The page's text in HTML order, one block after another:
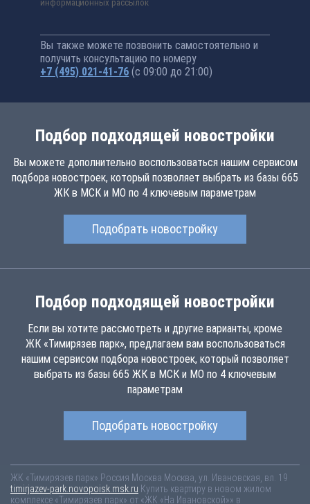
информационных рассылок
Вы также можете позвонить самостоятельно и
получить консультацию по номеру
+7 (495) 021-41-76 (с 09:00 до 21:00)
Подбор подходящей новостройки
Вы можете дополнительно воспользоваться нашим сервисом
подбора новостроек, который позволяет выбрать из базы 665
ЖК в МСК и МО по 4 ключевым параметрам
Подобрать новостройку
Подбор подходящей новостройки
Если вы хотите рассмотреть и другие варианты, кроме
ЖК «Тимирязев парк», предлагаем вам воспользоваться
нашим сервисом подбора новостроек, который позволяет
выбрать из базы 665 ЖК в МСК и МО по 4 ключевым
параметрам
Подобрать новостройку
ЖК «Тимирязев парк» Россия Москва Москва, ул. Ивановская, вл. 19
timirjazev-park.novopoisk.msk.ru Купить квартиру в новом жилом
комплексе «Тимирязев парк» от «ЖК «На Ивановской»» в